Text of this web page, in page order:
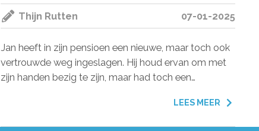
Thijn Rutten 07-01-2025
Jan heeft in zijn pensioen een nieuwe, maar toch ook
vertrouwde weg ingeslagen. Hij houd ervan om met
zijn handen bezig te zijn, maar had toch een
een fietsenmaker cursus gedaan, waar hij nogLEES MEER